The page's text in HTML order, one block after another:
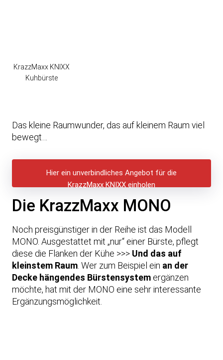
KrazzMaxx KNIXX
Kuhbürste
Das kleine Raumwunder, das auf kleinem Raum viel
bewegt…
Hier ein unverbindliches Angebot für die
KrazzMaxx KNIXX einholen
Die KrazzMaxx MONO
Noch preisgünstiger in der Reihe ist das Modell
MONO. Ausgestattet mit „nur“ einer Bürste, pflegt
diese die Flanken der Kühe >>> Und das auf
kleinstem Raum . Wer zum Beispiel ein an der
Decke hängendes Bürstensystem ergänzen
möchte, hat mit der MONO eine sehr interessante
Ergänzungsmöglichkeit.